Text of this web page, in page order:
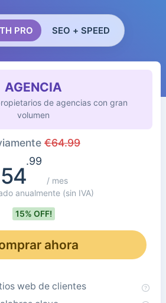
PRO SEO + SPEED
AGENCIA
de agencias con gran
volumen
€64.99
.99
/ mes
anualmente (sin IVA)
15% OFF!
ahora
web de clientes